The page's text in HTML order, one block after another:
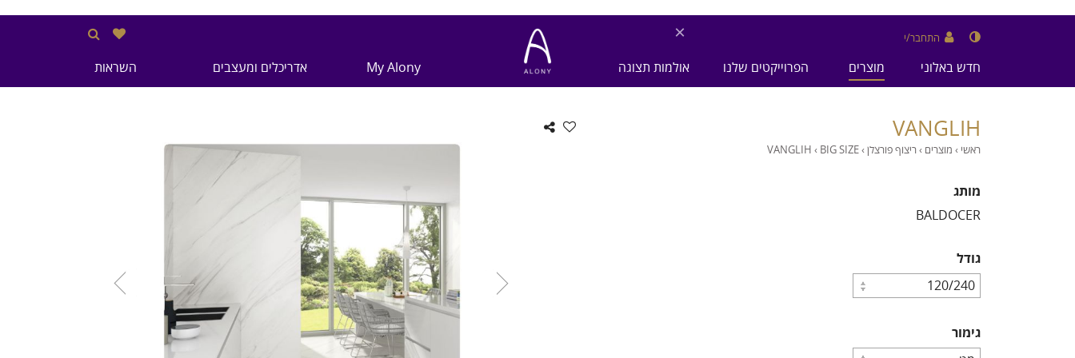
× התחבר/י
חדש באלוני מוצרים הפרוייקטים שלנו אולמות תצוגה My Alony אדריכלים ומעצבים השראות
VANGLIH
ראשי › מוצרים ›ריצוף פורצלן›
BIG SIZE
›
VANGLIH
מותג
BALDOCER
גודל
גימור